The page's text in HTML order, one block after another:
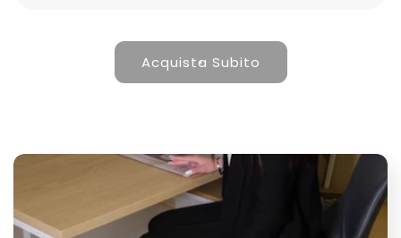
Acquista Subito